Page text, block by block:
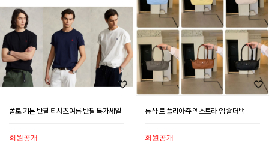
폴로 기본 반팔 티셔츠여름 반팔 특가세일
회원공개
롱샴 르 플리아쥬 엑스트라 엠 숄더백
회원공개